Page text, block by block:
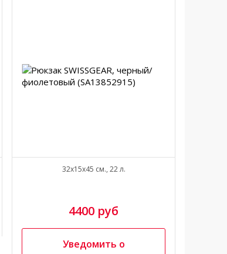
32x15x45 см., 22 л.
4400 руб
Уведомить о